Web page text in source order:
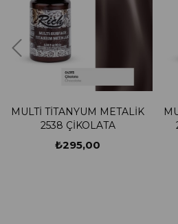
METALİK
MULTİ TİTANYUM
2560 ANTİK